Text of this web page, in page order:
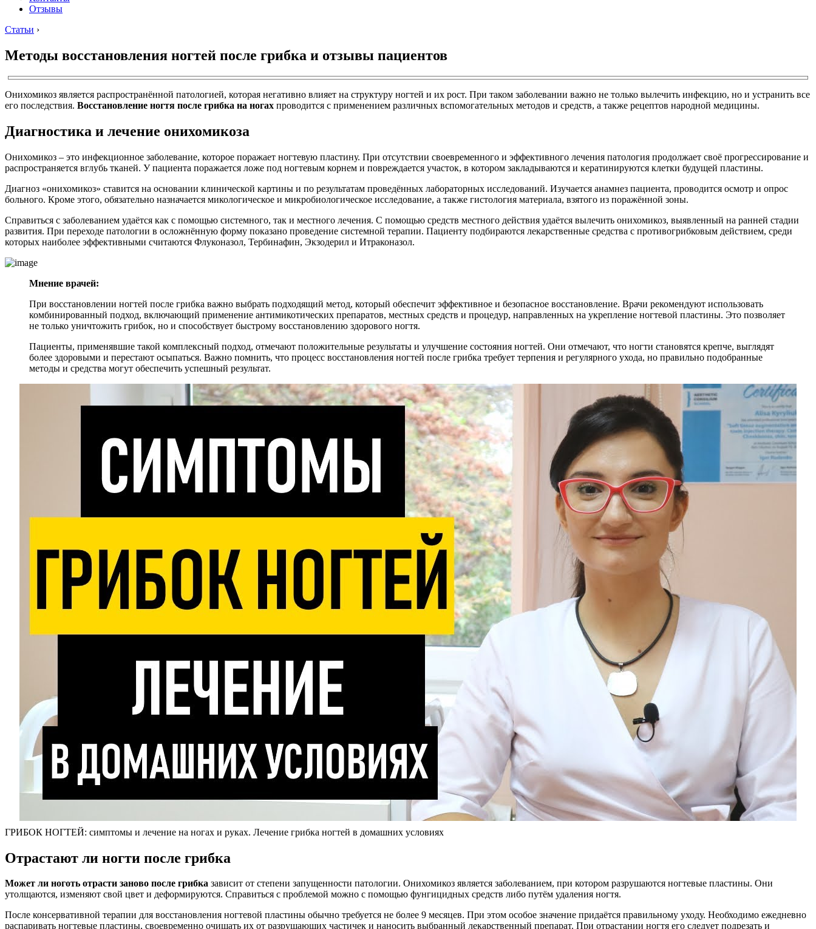
Отзывы
Статьи ›
Методы восстановления ногтей после грибка и отзывы пациентов
Онихомикоз является распространённой патологией, которая негативно влияет на структуру ногтей и их рост. При таком заболевании важно не только вылечить инфекцию, но и устранить все
его последствия. Восстановление ногтя после грибка на ногах проводится с применением различных вспомогательных методов и средств, а также рецептов народной медицины.
Диагностика и лечение онихомикоза
Онихомикоз – это инфекционное заболевание, которое поражает ногтевую пластину. При отсутствии своевременного и эффективного лечения патология продолжает своё прогрессирование и
распространяется вглубь тканей. У пациента поражается ложе под ногтевым корнем и повреждается участок, в котором закладываются и кератинируются клетки будущей пластины.
Диагноз «онихомикоз» ставится на основании клинической картины и по результатам проведённых лабораторных исследований. Изучается анамнез пациента, проводится осмотр и опрос
больного. Кроме этого, обязательно назначается микологическое и микробиологическое исследование, а также гистология материала, взятого из поражённой зоны.
Справиться с заболеванием удаётся как с помощью системного, так и местного лечения. С помощью средств местного действия удаётся вылечить онихомикоз, выявленный на ранней стадии
развития. При переходе патологии в осложнённую форму показано проведение системной терапии. Пациенту подбираются лекарственные средства с противогрибковым действием, среди
которых наиболее эффективными считаются Флуконазол, Тербинафин, Экзодерил и Итраконазол.
Мнение врачей:
При восстановлении ногтей после грибка важно выбрать подходящий метод, который обеспечит эффективное и безопасное восстановление. Врачи рекомендуют использовать
комбинированный подход, включающий применение антимикотических препаратов, местных средств и процедур, направленных на укрепление ногтевой пластины. Это позволяет
не только уничтожить грибок, но и способствует быстрому восстановлению здорового ногтя.
Пациенты, применявшие такой комплексный подход, отмечают положительные результаты и улучшение состояния ногтей. Они отмечают, что ногти становятся крепче, выглядят
более здоровыми и перестают осыпаться. Важно помнить, что процесс восстановления ногтей после грибка требует терпения и регулярного ухода, но правильно подобранные
методы и средства могут обеспечить успешный результат.
ГРИБОК НОГТЕЙ: симптомы и лечение на ногах и руках. Лечение грибка ногтей в домашних условиях
Отрастают ли ногти после грибка
Может ли ноготь отрасти заново после грибка зависит от степени запущенности патологии. Онихомикоз является заболеванием, при котором разрушаются ногтевые пластины. Они
утолщаются, изменяют свой цвет и деформируются. Справиться с проблемой можно с помощью фунгицидных средств либо путём удаления ногтя.
После консервативной терапии для восстановления ногтевой пластины обычно требуется не более 9 месяцев. При этом особое значение придаётся правильному уходу. Необходимо ежедневно
распаривать ногтевые пластины, своевременно очищать их от разрушающих частичек и наносить выбранный лекарственный препарат. При отрастании ногтя его следует подрезать и